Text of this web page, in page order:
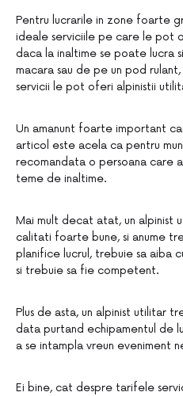
Pentru lucrarile in zone foarte
ideale serviciile pe care le pot
daca la inaltime se poate lucra
macara sau de pe un pod
servicii le pot oferi alpinistii
Un amanunt foarte important
articol este acela ca pentru
recomandata o persoana care
teme de inaltime.
Mai mult decat atat, un alpinist
calitati foarte bune, si anume
planifice lucrul, trebuie sa aiba
si trebuie sa fie competent.
Plus de asta, un alpinist utilitar
data purtand echipamentul de
a se intampla vreun eveniment
Ei bine, cat despre tarifele